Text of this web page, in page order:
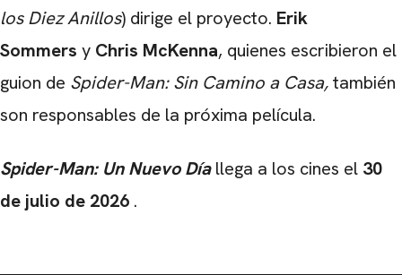
los Diez Anillos) dirige el proyecto. Erik
Sommers y Chris McKenna, quienes escribieron el
guion de Spider-Man: Sin Camino a Casa,también
son responsables de la próxima película.
Spider-Man: Un Nuevo Díallega a los cines el 30
de julio de 2026 .